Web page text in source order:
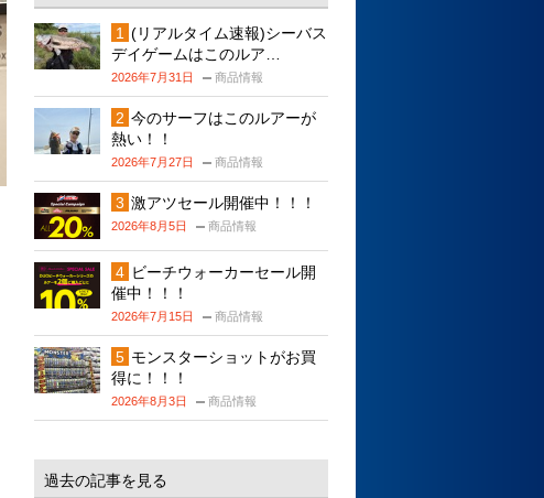
(リアルタイム速報)シーバス
デイゲームはこのルア…
2026年7月31日 商品情報
今のサーフはこのルアーが
熱い！！
2026年7月27日 商品情報
激アツセール開催中！！！
2026年8月5日 商品情報
ビーチウォーカーセール開
催中！！！
2026年7月15日 商品情報
モンスターショットがお買
得に！！！
2026年8月3日 商品情報
過去の記事を見る